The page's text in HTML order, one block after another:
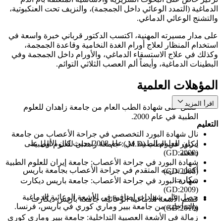
الدماغية (التمدد الوعائي داخل الجمجمة)، والنزيف تحت العنكبوتية،
والتشنج الوعائي الدماغي.
على مدار مسيرته المهنية، اكتسب الدكتور قرباني خبرة واسعة في
استخدام المنظار لعلاج أورام الغدة النخامية وقاعدة الجمجمة،
وكذلك في علاج الاستسقاء الدماغي، والأورام داخل الجمجمة وفي
البطينات الدماغية، وأيضاً ألم العصب الثلاثي التوائم.
المؤهلات العلمية
حصل على شهادة الطب العام من جامعة زاهدان للعلوم
الطبية في عام 2000.
نال شهادة البورد التخصصي في جراحة الأعصاب من جامعة
إيران للعلوم الطبية في عام 2008، حيث كان الأول على
دفعته.
أكمل تدريبه المتقدم في جراحة الأعصاب بجامعة باريس
ديكارت.
حصل على شهادات إضافية في الأشعة الوعائية الدماغية
والتداخلية من جامعة بيير وماري كوري في باريس، فرنسا.
اقرأ المزيد
التعليم
دكتور في الطب (M.D.): جامعة زاهدان للعلوم الطبية
(GD:2000)
شهادة البورد في جراحة الأعصاب: جامعة إيران للعلوم الطبية
(GD:2008)
شهادة البورد في جراحة الأعصاب: جامعة باريس ديكارت
(GD:2009)
قسم الأشعة الدماغية الوعائية: جامعة باريس ديكارت
(GD:2010)
زمالة في الأشعة العصبية التداخلية: جامعة بيير وماري كوري